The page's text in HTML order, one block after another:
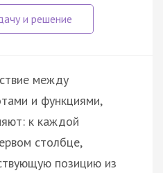
между
и функциями,
к каждой
столбце,
позицию из